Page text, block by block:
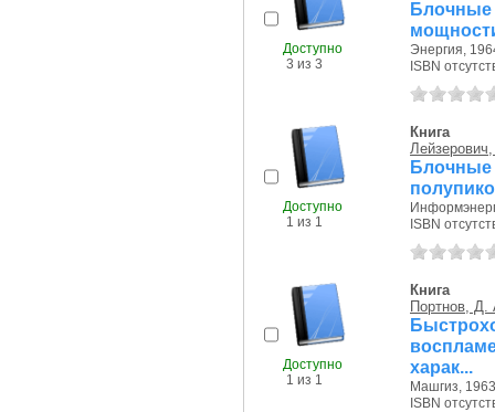
Доступно
3 из 3
Блочные
Энергия,
ISBN
Доступно
1 из 1
Книга
ISBN
Доступно
1 из 1
Книга
Портнов, Д.
харак...
Машгиз, 1963
ISBN